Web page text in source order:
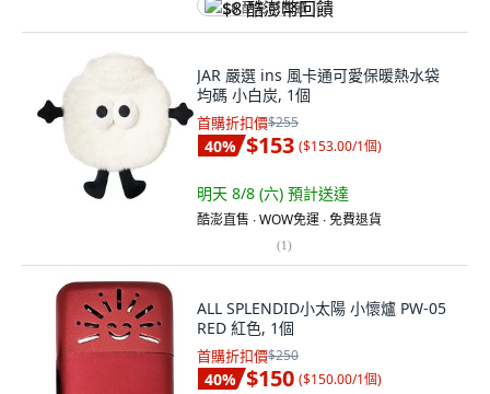
$8 酷澎幣回饋
JAR 嚴選 ins 風卡通可愛保暖熱水袋
均碼 小白炭, 1個
首購折扣價$255
40% $153 ($153.00/1個)
明天 8/8 (六) 預計送達
酷澎直售 ∙ WOW免運 ∙ 免費退貨
(1)
ALL SPLENDID小太陽 小懷爐 PW-05
RED 紅色, 1個
首購折扣價$250
40% $150 ($150.00/1個)